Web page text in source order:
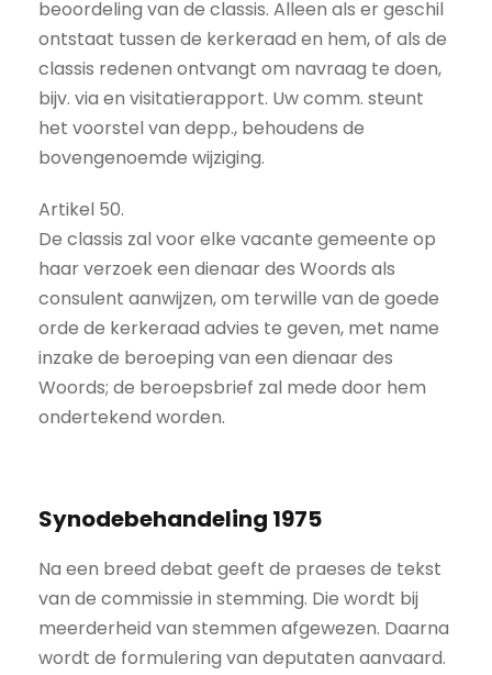
beoordeling van de classis. Alleen als er geschil
ontstaat tussen de kerkeraad en hem, of als de
classis redenen ontvangt om navraag te doen,
bijv. via en visitatierapport. Uw comm. steunt
het voorstel van depp., behoudens de
bovengenoemde wijziging.
Artikel 50.
De classis zal voor elke vacante gemeente op
haar verzoek een dienaar des Woords als
consulent aanwijzen, om terwille van de goede
orde de kerkeraad advies te geven, met name
inzake de beroeping van een dienaar des
Woords; de beroepsbrief zal mede door hem
ondertekend worden.
Synodebehandeling 1975
Na een breed debat geeft de praeses de tekst
van de commissie in stemming. Die wordt bij
meerderheid van stemmen afgewezen. Daarna
wordt de formulering van deputaten aanvaard.